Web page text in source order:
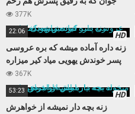
نمیکنه
377K
HD
22:06
زنه داره آماده میشه که بره عروسی
پسر خوندش یهویی میاد کیر میزاره
داخلش
367K
HD
53:23
زنه بچه دار نمیشه از خواهرش